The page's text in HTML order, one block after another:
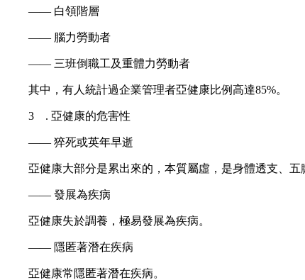
—— 白領階層
—— 腦力勞動者
—— 三班倒職工及重體力勞動者
其中，有人統計過企業管理者亞健康比例高達85%。
3 . 亞健康的危害性
—— 猝死或英年早逝
亞健康大部分是累出來的，本質屬虛，是身體透支、五
—— 發展為疾病
亞健康失於調養，極易發展為疾病。
—— 隱匿著潛在疾病
亞健康常隱匿著潛在疾病。